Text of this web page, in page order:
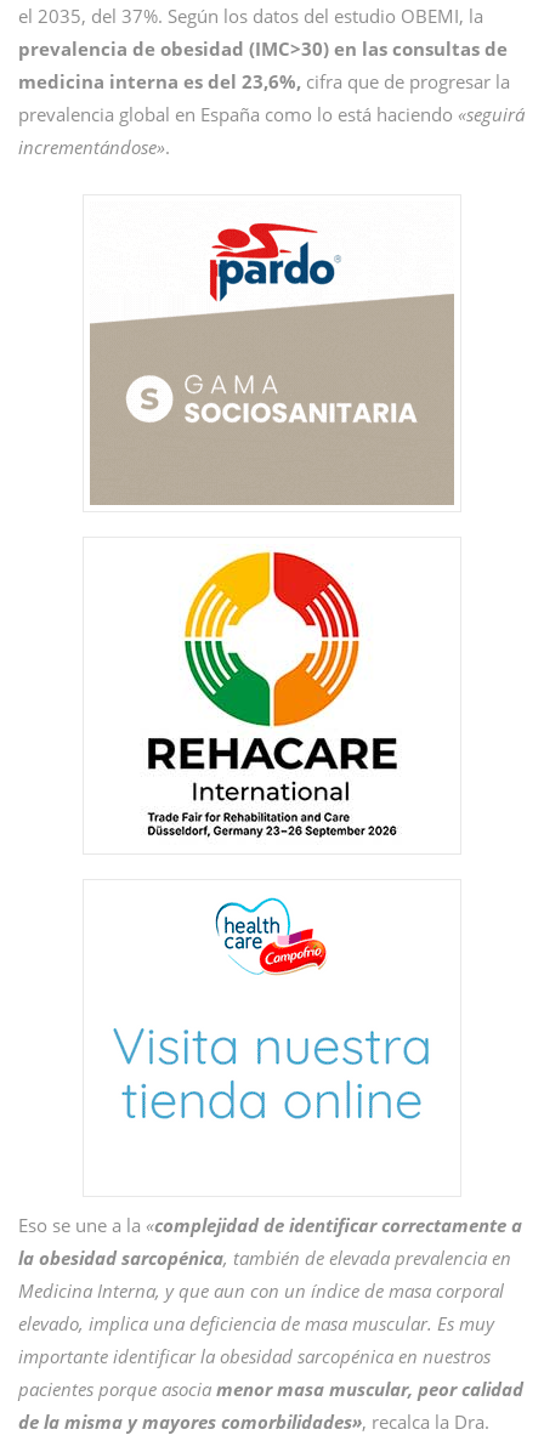
el 2035, del 37%. Según los datos del estudio OBEMI, la
prevalencia de obesidad (IMC>30) en las consultas de
medicina interna es del 23,6%, cifra que de progresar la
prevalencia global en España como lo está haciendo «seguirá
incrementándose».
Eso se une a la «complejidad de identificar correctamente a
la obesidad sarcopénica, también de elevada prevalencia en
Medicina Interna, y que aun con un índice de masa corporal
elevado, implica una deficiencia de masa muscular. Es muy
importante identificar la obesidad sarcopénica en nuestros
pacientes porque asocia menor masa muscular, peor calidad
de la misma y mayores comorbilidades», recalca la Dra.